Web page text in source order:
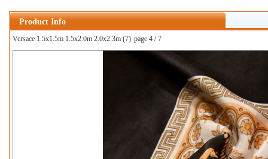
Product Info
Versace 1.5x1.5m 1.5x2.0m 2.0x2.3m (7) page 4 / 7